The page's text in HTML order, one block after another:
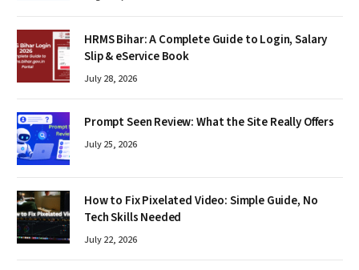
HRMS Bihar: A Complete Guide to Login, Salary
Slip & eService Book
July 28, 2026
Prompt Seen Review: What the Site Really Offers
July 25, 2026
How to Fix Pixelated Video: Simple Guide, No
Tech Skills Needed
July 22, 2026